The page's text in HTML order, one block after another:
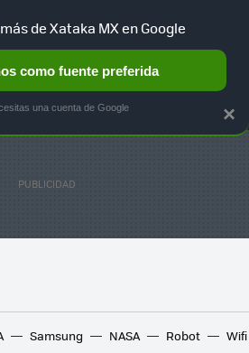
HOME AUTO TERRITORIO
Samsung NASA Robot Wifi
×
de Xataka MX en Google
como fuente preferida
una cuenta de Google